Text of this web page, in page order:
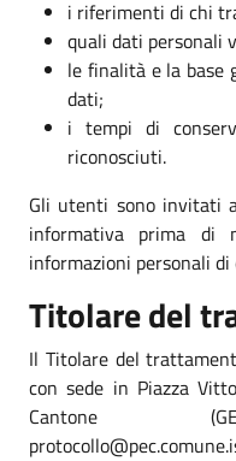
i riferimenti di chi
quali dati personali
le finalità e la base
dati;
i tempi di
riconosciuti.
Gli utenti sono invitati
informativa prima di
informazioni personali di
Titolare del
Il Titolare del
con sede in Piazza